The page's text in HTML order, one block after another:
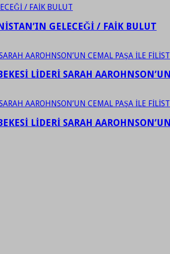
GELECEĞİ / FAİK BULUT
LİDERİ SARAH
LİDERİ SARAH